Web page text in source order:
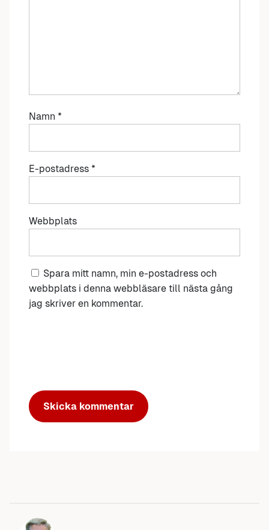
Namn *
E-postadress *
Webbplats
Spara mitt namn, min e-postadress och
webbplats i denna webbläsare till nästa gång
jag skriver en kommentar.